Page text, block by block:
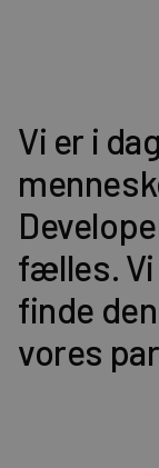
Vi er i
fælles. Vi
finde
vores